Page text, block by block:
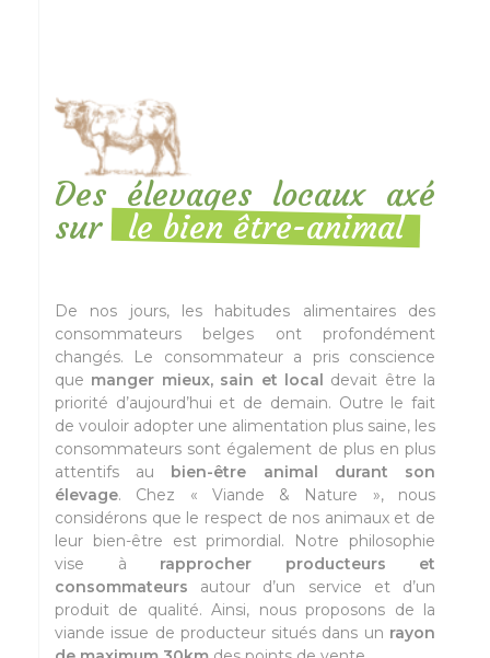
Des élevages locaux axé
sur le bien être-animal
De nos jours, les habitudes alimentaires des
consommateurs belges ont profondément
changés. Le consommateur a pris conscience
que manger mieux, sain et local devait être la
priorité d’aujourd’hui et de demain. Outre le fait
de vouloir adopter une alimentation plus saine, les
consommateurs sont également de plus en plus
attentifs au bien-être animal durant son
élevage. Chez « Viande & Nature », nous
considérons que le respect de nos animaux et de
leur bien-être est primordial. Notre philosophie
vise à rapprocher producteurs et
consommateurs autour d’un service et d’un
produit de qualité. Ainsi, nous proposons de la
viande issue de producteur situés dans un rayon